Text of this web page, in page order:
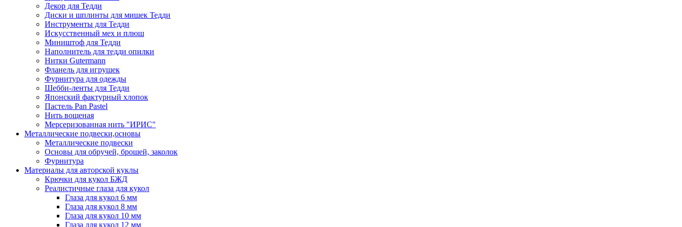
Декор для Тедди
Диски и шплинты для мишек Тедди
Инструменты для Тедди
Искусственный мех и плюш
Миништоф для Тедди
Наполнитель для тедди опилки
Нитки Gutermann
Фланель для игрушек
Фурнитура для одежды
Шебби-ленты для Тедди
Японский фактурный хлопок
Пастель Pan Pastel
Нить вощеная
Мерсеризованная нить "ИРИС"
Металлические подвески,основы
Металлические подвески
Основы для обручей, брошей, заколок
Фурнитура
Материалы для авторской куклы
Крючки для кукол БЖД
Реалистичные глаза для кукол
Глаза для кукол 6 мм
Глаза для кукол 8 мм
Глаза для кукол 10 мм
Глаза для кукол 12 мм